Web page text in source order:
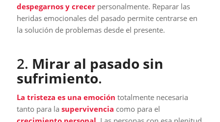
despegarnos y crecer personalmente. Reparar las
heridas emocionales del pasado permite centrarse en
la solución de problemas desde el presente.
2. Mirar al pasado sin
sufrimiento.
La tristeza es una emoción totalmente necesaria
tanto para la supervivencia como para el